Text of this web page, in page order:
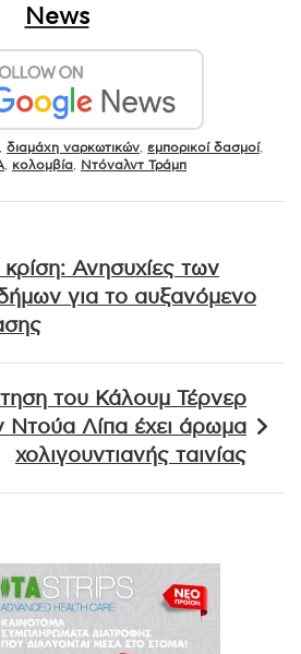
News
διαμάχη ναρκωτικών εμπορικοί δασμοί,
κολομβία Ντόναλντ Τράμπ
κρίση: Ανησυχίες των
για το αυξανόμενο
του Κάλουμ Τέρνερ
Ντούα Λίπα έχει άρωμα
χολιγουντιανής ταινίας